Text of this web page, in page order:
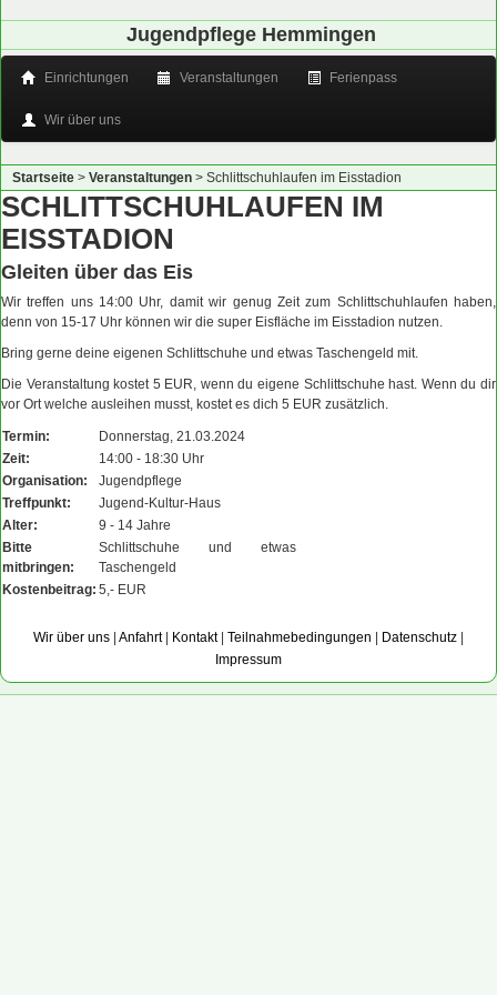
Jugendpflege Hemmingen
Einrichtungen Veranstaltungen Ferienpass
Wir über uns
Startseite > Veranstaltungen > Schlittschuhlaufen im Eisstadion
SCHLITTSCHUHLAUFEN IM
EISSTADION
Gleiten über das Eis
Wir treffen uns 14:00 Uhr, damit wir genug Zeit zum Schlittschuhlaufen haben,
denn von 15-17 Uhr können wir die super Eisfläche im Eisstadion nutzen.
Bring gerne deine eigenen Schlittschuhe und etwas Taschengeld mit.
Die Veranstaltung kostet 5 EUR, wenn du eigene Schlittschuhe hast. Wenn du dir
vor Ort welche ausleihen musst, kostet es dich 5 EUR zusätzlich.
Termin:
Donnerstag, 21.03.2024
Zeit:
14:00 - 18:30 Uhr
Organisation:
Jugendpflege
Treffpunkt:
Jugend-Kultur-Haus
Alter:
9 - 14 Jahre
Bitte
mitbringen:
Schlittschuhe und etwas
Taschengeld
Kostenbeitrag: 5,- EUR
Wir über uns Anfahrt| Kontakt| Teilnahmebedingungen Datenschutz
Impressum